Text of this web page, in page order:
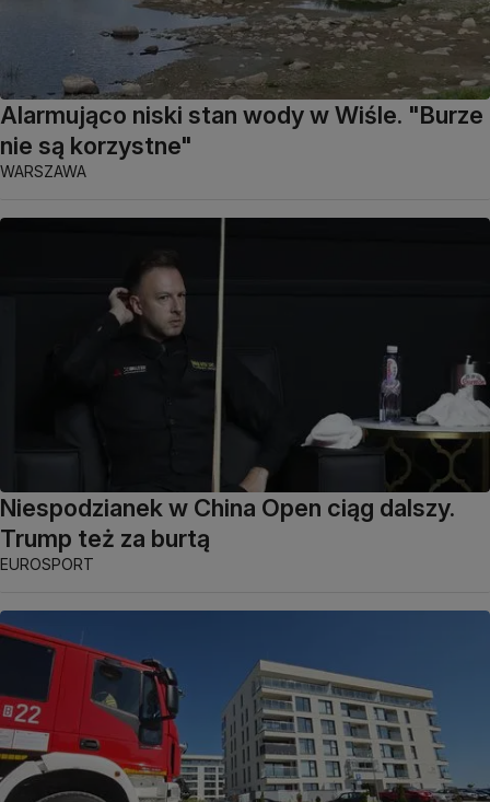
Alarmująco niski stan wody w Wiśle. "Burze
nie są korzystne"
WARSZAWA
Niespodzianek w China Open ciąg dalszy.
Trump też za burtą
EUROSPORT